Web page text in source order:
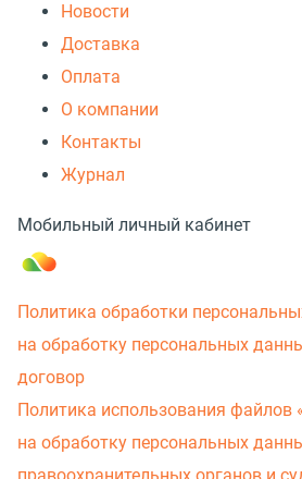
Новости
Доставка
Оплата
О компании
Контакты
Журнал
Мобильный личный кабинет
Политика обработки
на обработку персональных
договор
Политика использования файлов
на обработку персональных